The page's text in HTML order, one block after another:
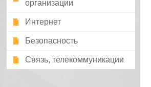
организации
Интернет
Безопасность
Связь, телекоммуникации